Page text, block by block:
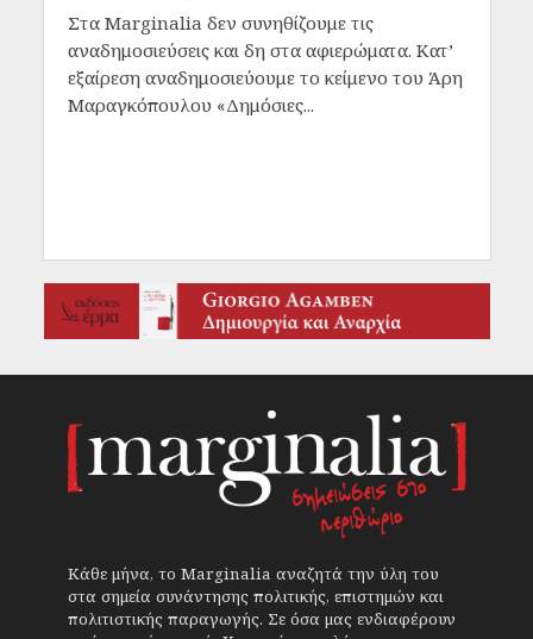
Στα Marginalia δεν συνηθίζουμε τις
αναδημοσιεύσεις και δη στα αφιερώματα. Κατ’
εξαίρεση αναδημοσιεύουμε το κείμενο του Άρη
Μαραγκόπουλου «Δημόσιες...
Κάθε μήνα, το Marginalia αναζητά την ύλη του
στα σημεία συνάντησης πολιτικής, επιστημών και
πολιτιστικής παραγωγής. Σε όσα μας ενδιαφέρουν